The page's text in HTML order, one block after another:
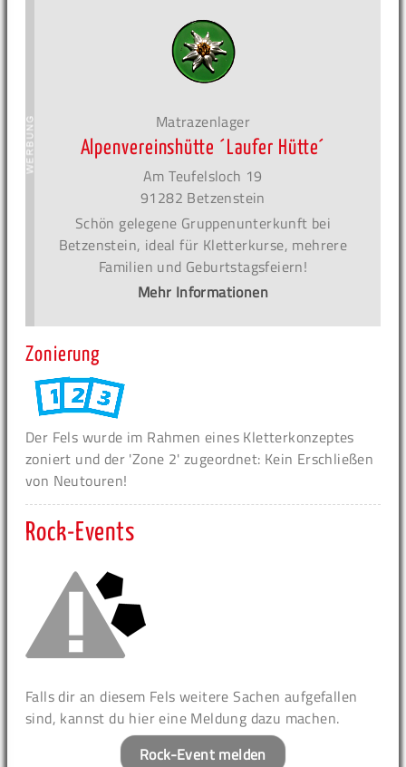
Matrazenlager
Alpenvereinshütte ´Laufer Hütte´
Am Teufelsloch 19
91282 Betzenstein
Schön gelegene Gruppenunterkunft bei
Betzenstein, ideal für Kletterkurse, mehrere
Familien und Geburtstagsfeiern!
Mehr Informationen
Zonierung
Der Fels wurde im Rahmen eines Kletterkonzeptes
zoniert und der 'Zone 2' zugeordnet: Kein Erschließen
von Neutouren!
Rock-Events
Falls dir an diesem Fels weitere Sachen aufgefallen
sind, kannst du hier eine Meldung dazu machen.
Rock-Event melden